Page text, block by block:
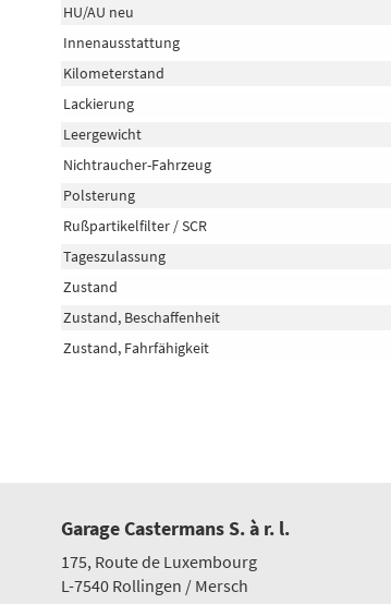
HU/AU neu
Innenausstattung
Kilometerstand
Lackierung
Leergewicht
Nichtraucher-Fahrzeug
Polsterung
Rußpartikelfilter / SCR
Tageszulassung
Zustand
Zustand, Beschaffenheit
Zustand, Fahrfähigkeit
Garage Castermans S. à r. l.
175, Route de Luxembourg
L-7540 Rollingen / Mersch